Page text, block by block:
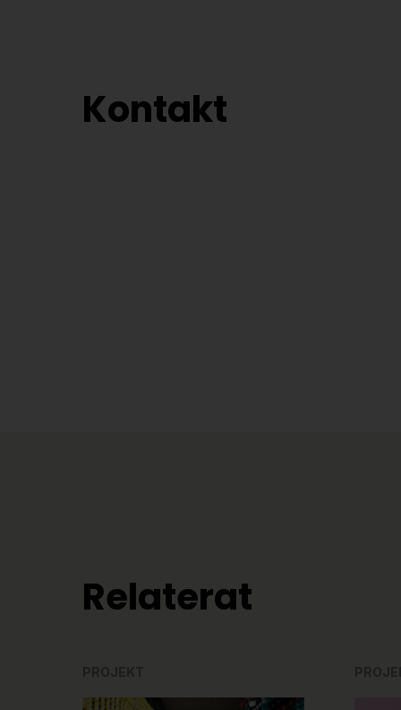
Kontakt
Relaterat